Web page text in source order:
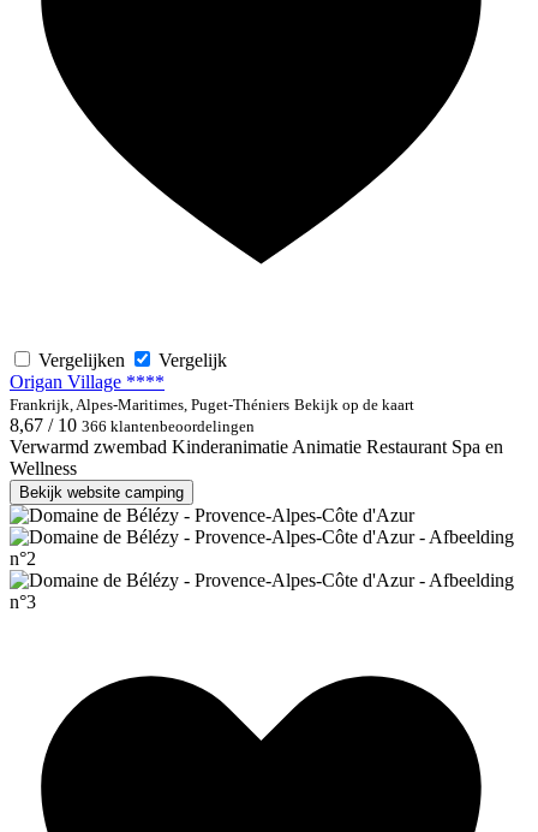
Vergelijken
Vergelijk
Origan Village ****
Frankrijk, Alpes-Maritimes, Puget-Théniers Bekijk op de kaart
8,67 / 10 366 klantenbeoordelingen
Verwarmd zwembad KinderanimatieAnimatie Restaurant Spa en
Wellness
Bekijk website camping